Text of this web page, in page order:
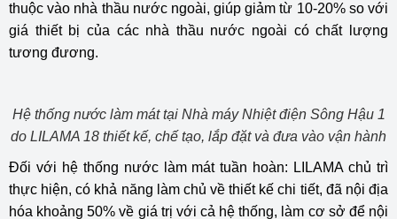
thuộc vào nhà thầu nước ngoài, giúp giảm từ 10-20% so với
giá thiết bị của các nhà thầu nước ngoài có chất lượng
tương đương.
Hệ thống nước làm mát tại Nhà máy Nhiệt điện Sông Hậu 1
do LILAMA 18 thiết kế, chế tạo, lắp đặt và đưa vào vận hành
Đối với hệ thống nước làm mát tuần hoàn: LILAMA chủ trì
thực hiện, có khả năng làm chủ về thiết kế chi tiết, đã nội địa
hóa khoảng 50% về giá trị với cả hệ thống, làm cơ sở để nội